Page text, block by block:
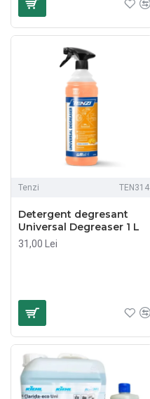
Tenzi TEN314
Detergent degresant
Universal Degreaser 1 L
31,00 Lei